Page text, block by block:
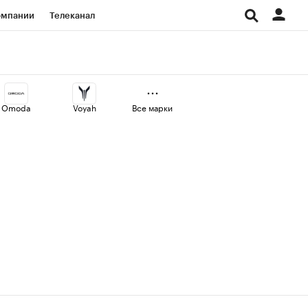
Телеканал
Проверка контрагентов
Omoda Voyah Все марки